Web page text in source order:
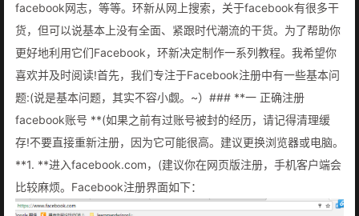
facebook网志，等等。环新从网上搜索，关于facebook有很多干
货，但可以说基本上没有全面、紧跟时代潮流的干货。为了帮助你
更好地利用它们Facebook，环新决定制作一系列教程。我希望你
喜欢并及时阅读!首先，我们专注于Facebook注册中有一些基本问
题:(说是基本问题，其实不容小觑。~）### **一 正确注册
facebook账号 **(如果之前有过账号被封的经历，请记得清理缓
存!不要直接重新注册，因为它可能很高。建议更换浏览器或电脑。
**1. **进入facebook.com，(建议你在网页版注册，手机客户端会
比较麻烦。Facebook注册界面如下：